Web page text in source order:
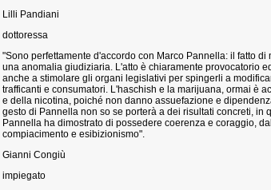
Lilli Pandiani
dottoressa
"Sono perfettamente d'accordo con Marco Pannella: il fatto
una anomalia giudiziaria. L'atto è chiaramente provocatorio
anche a stimolare gli organi legislativi per spingerli a
trafficanti e consumatori. L'haschish e la marijuana, ormai è
e della nicotina, poiché non danno assuefazione e
gesto di Pannella non so se porterà a dei risultati concreti, in
Pannella ha dimostrato di possedere coerenza e coraggio,
compiacimento e esibizionismo".
Gianni Congiù
impiegato